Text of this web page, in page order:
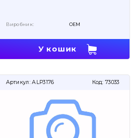
Виробник: OEM
У кошик
Артикул: ALP3176 Код: 73033